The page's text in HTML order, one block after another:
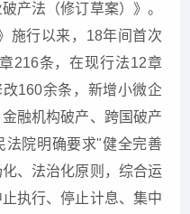
产法（修订草案）》。
施行以来，18年间首次
216条，在现行法12章
160余条，新增小微企
融机构破产、跨国破产
法院明确要求"健全完善
、法治化原则，综合运
执行、停止计息、集中